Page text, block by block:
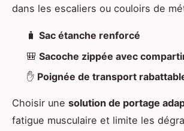
dans les escaliers ou couloirs de
🧳 Sac étanche renforcé
🎒 Sacoche zippée avec
✋ Poignée de transport
Choisir une solution de portage
fatigue musculaire et limite les